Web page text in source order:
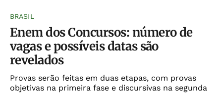
BRASIL
Enem dos Concursos: número de
vagas e possíveis datas são
revelados
Provas serão feitas em duas etapas, com provas
objetivas na primeira fase e discursivas na segunda